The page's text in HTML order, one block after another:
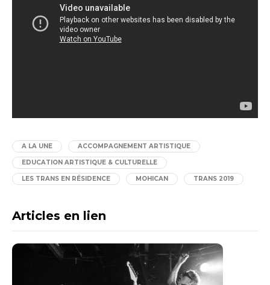
A LA UNE ACCOMPAGNEMENT ARTISTIQUE
EDUCATION ARTISTIQUE & CULTURELLE
LES TRANS EN RÉSIDENCE MOHICAN TRANS 2019
Articles en lien